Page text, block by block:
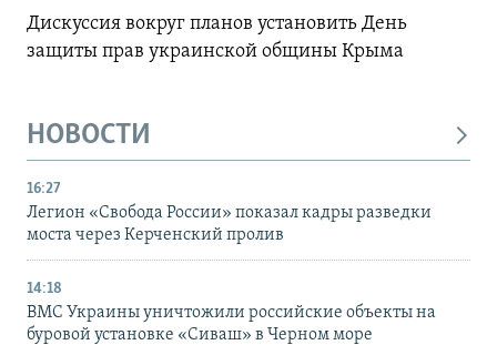
Дискуссия вокруг планов установить День
защиты прав украинской общины Крыма
НОВОСТИ
16:27
Легион «Свобода России» показал кадры разведки
моста через Керченский пролив
14:18
ВМС Украины уничтожили российские объекты на
буровой установке «Сиваш» в Черном море